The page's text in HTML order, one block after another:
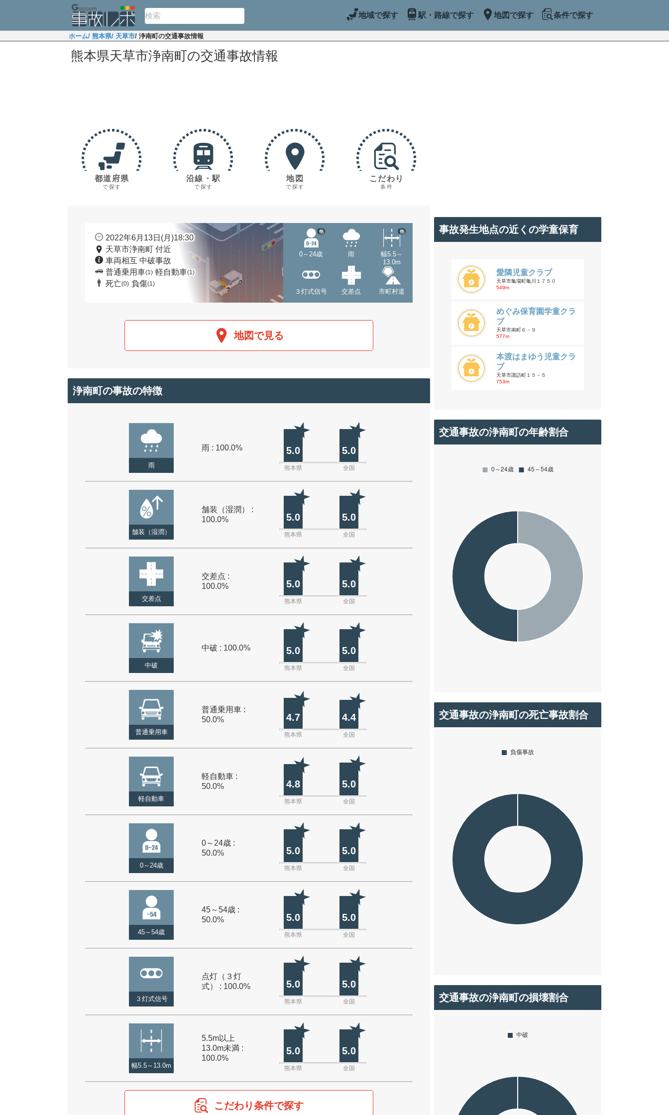
地域で探す 駅・路線で探す 地図で探す 条件で探す
ホーム/ 熊本県/ 天草市/ 浄南町の交通事故情報
熊本県天草市浄南町の交通事故情報
都道府県
で探す
沿線・駅
で探す
地図
で探す
こだわり
条件
2022年6月13日(月)18:30
天草市浄南町 付近
車両相互 中破事故
普通乗用車(1) 軽自動車(1)
死亡(0) 負傷(1)
0～24歳
他
雨
幅5.5～
13.0m
他
３灯式信号 交差点 市町村道
地図で見る
浄南町の事故の特徴
雨
雨 : 100.0% 5.0 5.0
熊本県 全国
舗装（湿潤）
舗装（湿潤） :
100.0%
5.0 5.0
熊本県 全国
交差点
交差点 :
100.0%
5.0 5.0
熊本県 全国
中破
中破 : 100.0% 5.0 5.0
熊本県 全国
普通乗用車
普通乗用車 :
50.0%
4.7 4.4
熊本県 全国
軽自動車
軽自動車 :
50.0%
4.8 5.0
熊本県 全国
0～24歳
0～24歳 :
50.0%
5.0 5.0
熊本県 全国
45～54歳
45～54歳 :
50.0%
5.0 5.0
熊本県 全国
３灯式信号
点灯（３灯
式） : 100.0%
5.0 5.0
熊本県 全国
幅5.5～13.0m
5.5m以上
13.0m未満 :
100.0%
5.0 5.0
熊本県 全国
こだわり条件で探す
事故発生地点の近くの学童保育
愛隣児童クラブ
天草市亀場町亀川１７５０
549m
めぐみ保育園学童クラ
ブ
天草市南町６－９
577m
本渡はまゆう児童クラ
ブ
天草市諏訪町１５－５
753m
交通事故の浄南町の年齢割合
交通事故の浄南町の死亡事故割合
交通事故の浄南町の損壊割合